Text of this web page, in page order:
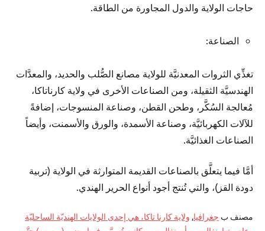
حاجات الولاية والدول المجاورة من الطاقة.
الصناعة:
تغذِّي الثروات المعدنيَّة للولاية مصانع الصُّلب والحديد، والمعدَّات
الهندسيَّة الثقيلة، ومن الصناعات الأخرى في ولاية كارناتاكا،
مُعالجة السُكَّر، وطحن القطن، وصناعة المنسوجات، إضافةً
للآلات الكهربائيَّة، وصناعة الأسمدة، والورق والأسمنت، وأيضاً
الصناعات الغذائيَّة.
أمَّا فيما يتعلَّق بالصناعات القديمة المتوارثة في الولاية (تربية
دودة القز)، والتي تُنتج أجود أنواع الحرير الهندي.
مصنف ب جغرافيا, ولاية كارنا تاكا، هي إحدى الولايات الهنديّة الساحليّة